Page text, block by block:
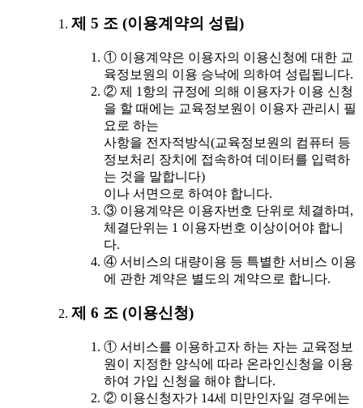
제 5 조 (이용계약의 성립)
① 이용계약은 이용자의 이용신청에 대한 교
육정보원의 이용 승낙에 의하여 성립됩니다.
② 제 1항의 규정에 의해 이용자가 이용 신청
을 할 때에는 교육정보원이 이용자 관리시 필
요로 하는
사항을 전자적방식(교육정보원의 컴퓨터 등
정보처리 장치에 접속하여 데이터를 입력하
는 것을 말합니다)
이나 서면으로 하여야 합니다.
③ 이용계약은 이용자번호 단위로 체결하며,
체결단위는 1 이용자번호 이상이어야 합니
다.
④ 서비스의 대량이용 등 특별한 서비스 이용
에 관한 계약은 별도의 계약으로 합니다.
제 6 조 (이용신청)
① 서비스를 이용하고자 하는 자는 교육정보
원이 지정한 양식에 따라 온라인신청을 이용
하여 가입 신청을 해야 합니다.
② 이용신청자가 14세 미만인자일 경우에는